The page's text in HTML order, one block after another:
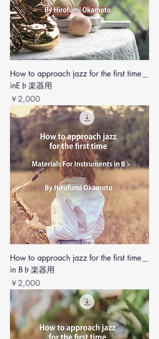
How to approach jazz for the first time＿
inE♭楽器用
価格
￥2,000
How to approach jazz for the first time＿
in B♭楽器用
価格
￥2,000